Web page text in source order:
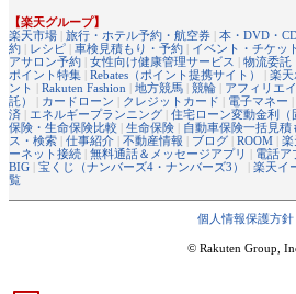
【楽天グループ】
楽天市場 | 旅行・ホテル予約・航空券 | 本・DVD・
約 | レシピ | 車検見積もり・予約 | イベント・チケッ
アサロン予約 | 女性向け健康管理サービス | 物流委託
ポイント特集 | Rebates（ポイント提携サイト） | 楽天
ント | Rakuten Fashion | 地方競馬 | 競輪 | アフィリエ
託）
| カードローン | クレジットカード | 電子マネー |
済 | エネルギープランニング | 住宅ローン変動金利（
保険・生命保険比較 | 生命保険 | 自動車保険一括見積
ス・検索 | 仕事紹介 | 不動産情報 | ブログ | ROOM | 楽
ーネット接続 | 無料通話＆メッセージアプリ | 電話ア
BIG | 宝くじ（ナンバーズ4・ナンバーズ3） | 楽天イ
覧
個人情報保護方針
© Rakuten Group,